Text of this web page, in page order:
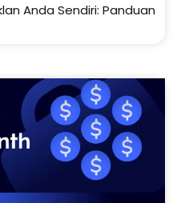
Anda Sendiri: Panduan